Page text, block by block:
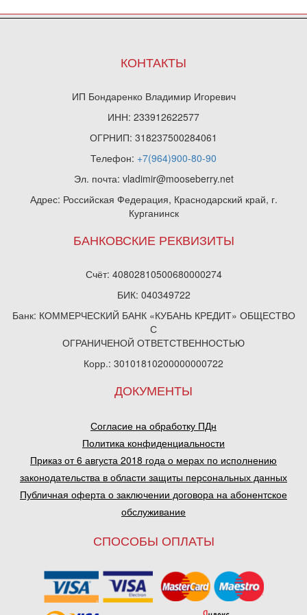
КОНТАКТЫ
ИП Бондаренко Владимир Игоревич
ИНН: 233912622577
ОГРНИП: 318237500284061
Телефон: +7(964)900-80-90
Эл. почта: vladimir@mooseberry.net
Адрес: Российская Федерация, Краснодарский край, г.
Курганинск
БАНКОВСКИЕ РЕКВИЗИТЫ
Счёт: 40802810500680000274
БИК: 040349722
Банк: КОММЕРЧЕСКИЙ БАНК «КУБАНЬ КРЕДИТ» ОБЩЕСТВО
С
ОГРАНИЧЕНОЙ ОТВЕТСТВЕННОСТЬЮ
Корр.: 30101810200000000722
ДОКУМЕНТЫ
Согласие на обработку ПДн
Политика конфиденциальности
Приказ от 6 августа 2018 года о мерах по исполнению
законодательства в области защиты персональных данных
Публичная оферта о заключении договора на абонентское
обслуживание
СПОСОБЫ ОПЛАТЫ